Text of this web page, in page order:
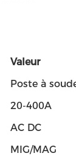
Valeur
Poste à
20-400A
AC DC
MIG/MAG